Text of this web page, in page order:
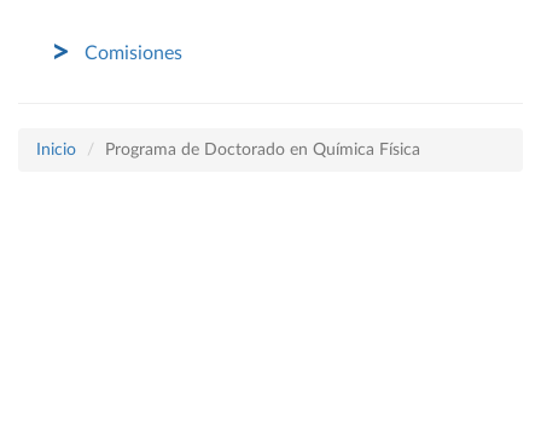
Comisiones
Inicio Programa de Doctorado en Química Física